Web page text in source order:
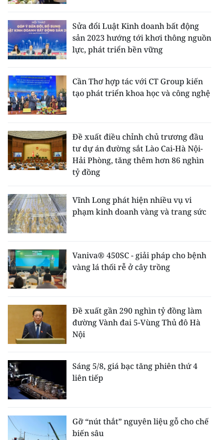
Sửa đổi Luật Kinh doanh bất động
sản 2023 hướng tới khơi thông nguồn
lực, phát triển bền vững
Cần Thơ hợp tác với CT Group kiến
tạo phát triển khoa học và công nghệ
Đề xuất điều chỉnh chủ trương đầu
tư dự án đường sắt Lào Cai-Hà Nội-
Hải Phòng, tăng thêm hơn 86 nghìn
tỷ đồng
Vĩnh Long phát hiện nhiều vụ vi
phạm kinh doanh vàng và trang sức
Vaniva® 450SC - giải pháp cho bệnh
vàng lá thối rễ ở cây trồng
Đề xuất gần 290 nghìn tỷ đồng làm
đường Vành đai 5-Vùng Thủ đô Hà
Nội
Sáng 5/8, giá bạc tăng phiên thứ 4
liên tiếp
Gỡ “nút thắt” nguyên liệu gỗ cho chế
biến sâu